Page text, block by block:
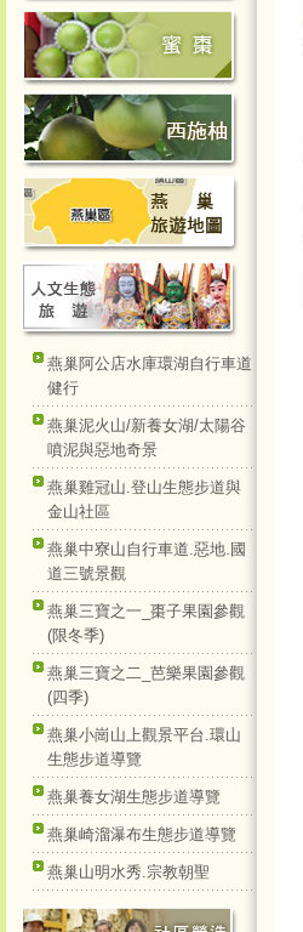
燕巢阿公店水庫環湖自行車道
健行
燕巢泥火山/新養女湖/太陽谷
噴泥與惡地奇景
燕巢雞冠山.登山生態步道與
金山社區
燕巢中寮山自行車道.惡地.國
道三號景觀
燕巢三寶之一_棗子果園參觀
(限冬季)
燕巢三寶之二_芭樂果園參觀
(四季)
燕巢小崗山上觀景平台.環山
生態步道導覽
燕巢養女湖生態步道導覽
燕巢崎溜瀑布生態步道導覽
燕巢山明水秀.宗教朝聖